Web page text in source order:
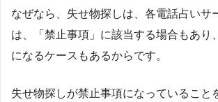
なぜなら、失せ物探しは、各電話占いサ
は、「禁止事項」に該当する場合もあり
になるケースもあるからです。
失せ物探しが禁止事項になっていること